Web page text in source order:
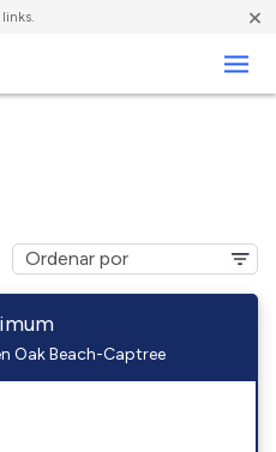
×
Oak Beach-Captree